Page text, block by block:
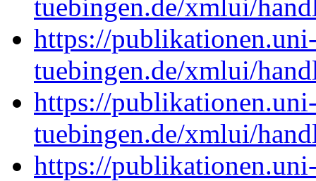
tuebingen.de/xmlui/
https://
tuebingen.de/xmlui/
https://
tuebingen.de/xmlui/
https://